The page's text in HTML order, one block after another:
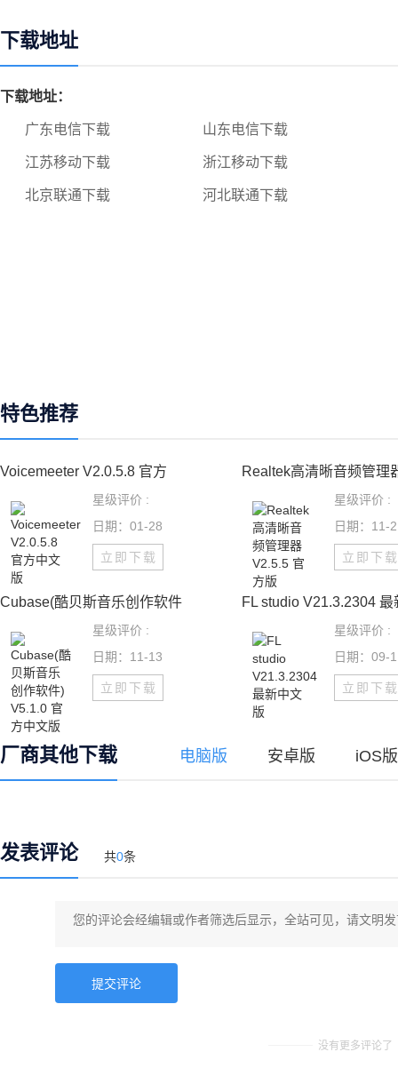
下载地址
下载地址：
广东电信下载 山东电信下载
江苏移动下载 浙江移动下载
北京联通下载 河北联通下载
特色推荐
Voicemeeter V2.0.5.8 官方
星级评价 :
日期：01-28
立即下载
Realtek高清晰音频管理
星级评价 :
日期：11-
立即下载
Cubase(酷贝斯音乐创作软件
星级评价 :
日期：11-13
立即下载
FL studio V21.3.2304 最
星级评价 :
日期：09-
立即下载
厂商其他下载 电脑版 安卓版 iOS版
发表评论 共0条
没有更多评论了